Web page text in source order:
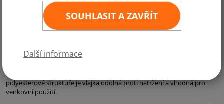
SOUHLASIT A ZAVŘÍT
Další informace
lesklého vlajkového materiálu o hmotnosti 120g/m2. Díky pevné
polyesterové struktuře je vlajka odolná proti natržení a vhodná pro
venkovní použití.